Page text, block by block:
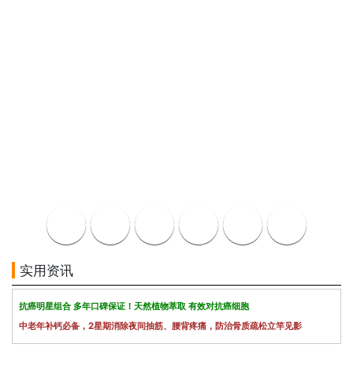
实用资讯
抗癌明星组合 多年口碑保证！天然植物萃取 有效对抗癌细胞
中老年补钙必备，2星期消除夜间抽筋、腰背疼痛，防治骨质疏松立竿见影